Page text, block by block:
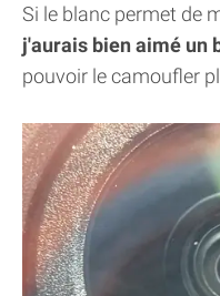
Si le blanc permet de
j'aurais bien aimé un
pouvoir le camoufler